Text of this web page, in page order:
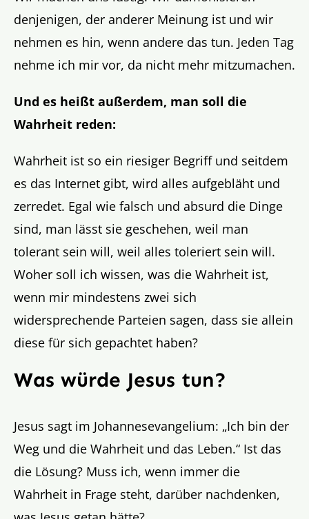
denjenigen, der anderer Meinung ist und wir
nehmen es hin, wenn andere das tun. Jeden Tag
nehme ich mir vor, da nicht mehr mitzumachen.
Und es heißt außerdem, man soll die
Wahrheit reden:
Wahrheit ist so ein riesiger Begriff und seitdem
es das Internet gibt, wird alles aufgebläht und
zerredet. Egal wie falsch und absurd die Dinge
sind, man lässt sie geschehen, weil man
tolerant sein will, weil alles toleriert sein will.
Woher soll ich wissen, was die Wahrheit ist,
wenn mir mindestens zwei sich
widersprechende Parteien sagen, dass sie allein
diese für sich gepachtet haben?
Was würde Jesus tun?
Jesus sagt im Johannesevangelium: „Ich bin der
Weg und die Wahrheit und das Leben.“ Ist das
die Lösung? Muss ich, wenn immer die
Wahrheit in Frage steht, darüber nachdenken,